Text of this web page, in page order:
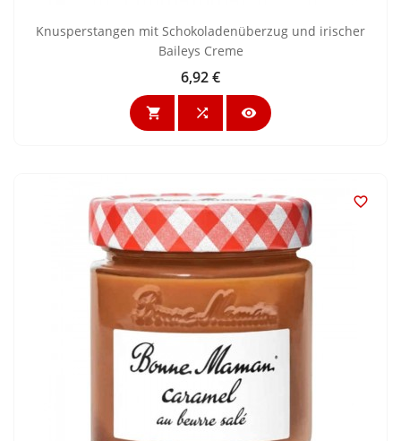
Knusperstangen mit Schokoladenüberzug und irischer
Baileys Creme
Preis
6,92 €
  
